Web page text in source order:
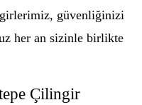
güvenliğinizi
her an sizinle birlikte
Çilingir